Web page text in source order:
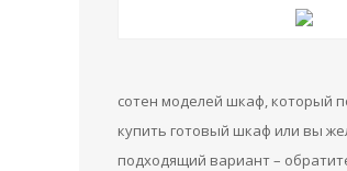
сотен моделей шкаф, который
купить готовый шкаф или вы
подходящий вариант –